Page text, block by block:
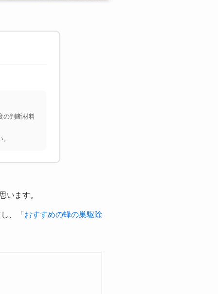
の判断材料
います。
、「 おすすめの蜂の巣駆除